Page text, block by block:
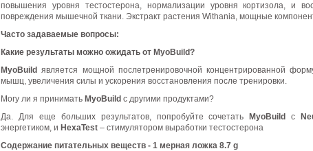
повышения уровня тестостерона, нормализации уровня кортизола, и
повреждения мышечной ткани. Экстракт растения Withania, мощные
Часто задаваемые вопросы:
Какие результаты можно ожидать от MyoBuild?
MyoBuildявляется мощной послетренировочной концентрированной
мышц, увеличения силы и ускорения восстановления после тренировки.
Могу ли я принимать MyoBuild с другими продуктами?
Да. Для еще больших результатов, попробуйте сочетать
MyoBuildс
энергетиком, и HexaTest – стимулятором выработки тестостерона
Содержание питательных веществ - 1 мерная ложка 8.7 g